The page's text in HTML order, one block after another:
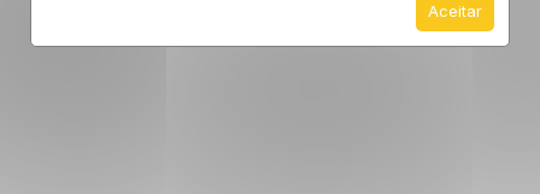
Aceitar